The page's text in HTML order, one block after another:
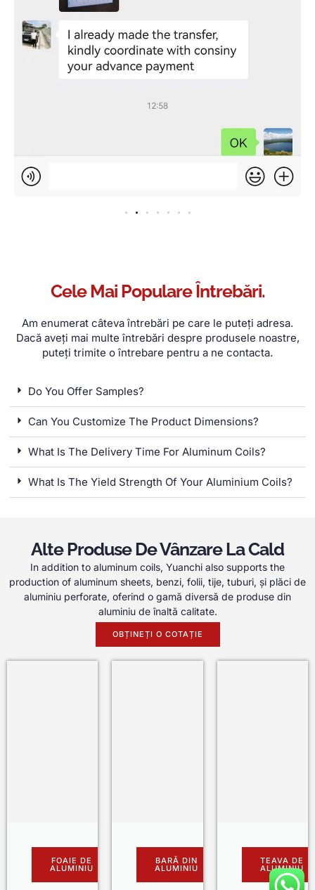
Cele Mai Populare Întrebări.
Am enumerat câteva întrebări pe care le puteți adresa.
Dacă aveți mai multe întrebări despre produsele noastre,
puteți trimite o întrebare pentru a ne contacta.
Do You Offer Samples?
Can You Customize The Product Dimensions?
What Is The Delivery Time For Aluminum Coils?
What Is The Yield Strength Of Your Aluminium Coils?
Alte Produse De Vânzare La Cald
In addition to aluminum coils, Yuanchi also supports the
production of aluminum sheets, benzi, folii, tije, tuburi, și plăci de
aluminiu perforate, oferind o gamă diversă de produse din
aluminiu de înaltă calitate.
OBȚINEȚI O COTAȚIE
FOAIE DE
ALUMINIU
BARĂ DIN
ALUMINIU
TEAVA DE
ALUMINIU